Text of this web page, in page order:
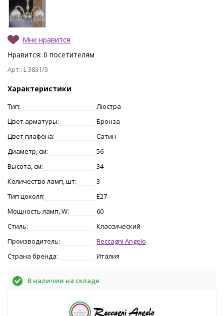
Мне нравится
Нравится: 0 посетителям
Арт.: L 3831/3
Характеристики
Тип:
Люстра
Цвет арматуры:
Бронза
Цвет плафона:
Сатин
Диаметр, см:
56
Высота, см:
34
Количество ламп, шт:
3
Тип цоколя:
E27
Мощность ламп, W:
60
Стиль:
Классический
Производитель:
Reccagni Angelo
Страна бренда:
Италия
В наличии на складе